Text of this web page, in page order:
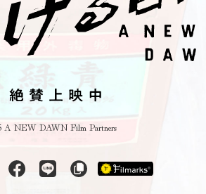
A NEW DAWN Film Partners